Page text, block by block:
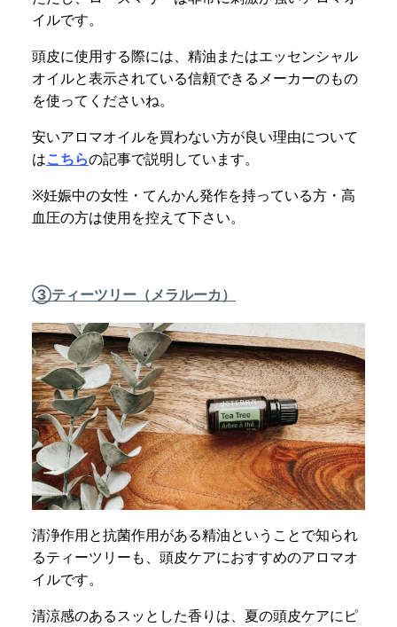
イルです。
頭皮に使用する際には、精油またはエッセンシャル
オイルと表示されている信頼できるメーカーのもの
を使ってくださいね。
安いアロマオイルを買わない方が良い理由について
はこちらの記事で説明しています。
※妊娠中の女性・てんかん発作を持っている方・高
血圧の方は使用を控えて下さい。
③ティーツリー（メラルーカ）
清浄作用と抗菌作用がある精油ということで知られ
るティーツリーも、頭皮ケアにおすすめのアロマオ
イルです。
清涼感のあるスッとした香りは、夏の頭皮ケアにピ